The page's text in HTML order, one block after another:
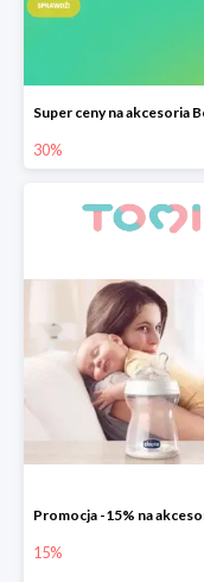
30%
15%